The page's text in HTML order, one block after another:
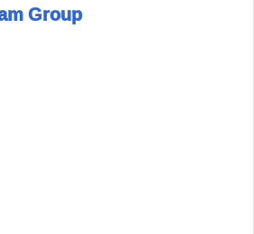
Group